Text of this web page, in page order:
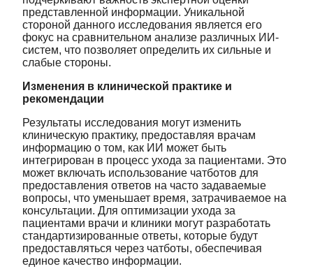
представленной информации. Уникальной
стороной данного исследования является его
фокус на сравнительном анализе различных ИИ-
систем, что позволяет определить их сильные и
слабые стороны.
Изменения в клинической практике и
рекомендации
Результаты исследования могут изменить
клиническую практику, предоставляя врачам
информацию о том, как ИИ может быть
интегрирован в процесс ухода за пациентами. Это
может включать использование чатботов для
предоставления ответов на часто задаваемые
вопросы, что уменьшает время, затрачиваемое на
консультации. Для оптимизации ухода за
пациентами врачи и клиники могут разработать
стандартизированные ответы, которые будут
предоставляться через чатботы, обеспечивая
единое качество информации.